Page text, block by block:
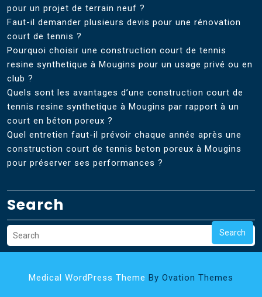
pour un projet de terrain neuf ?
Faut-il demander plusieurs devis pour une rénovation
court de tennis ?
Pourquoi choisir une construction court de tennis
resine synthetique à Mougins pour un usage privé ou en
club ?
Quels sont les avantages d’une construction court de
tennis resine synthetique à Mougins par rapport à un
court en béton poreux ?
Quel entretien faut-il prévoir chaque année après une
construction court de tennis beton poreux à Mougins
pour préserver ses performances ?
Search
Search
Medical WordPress Theme By Ovation Themes